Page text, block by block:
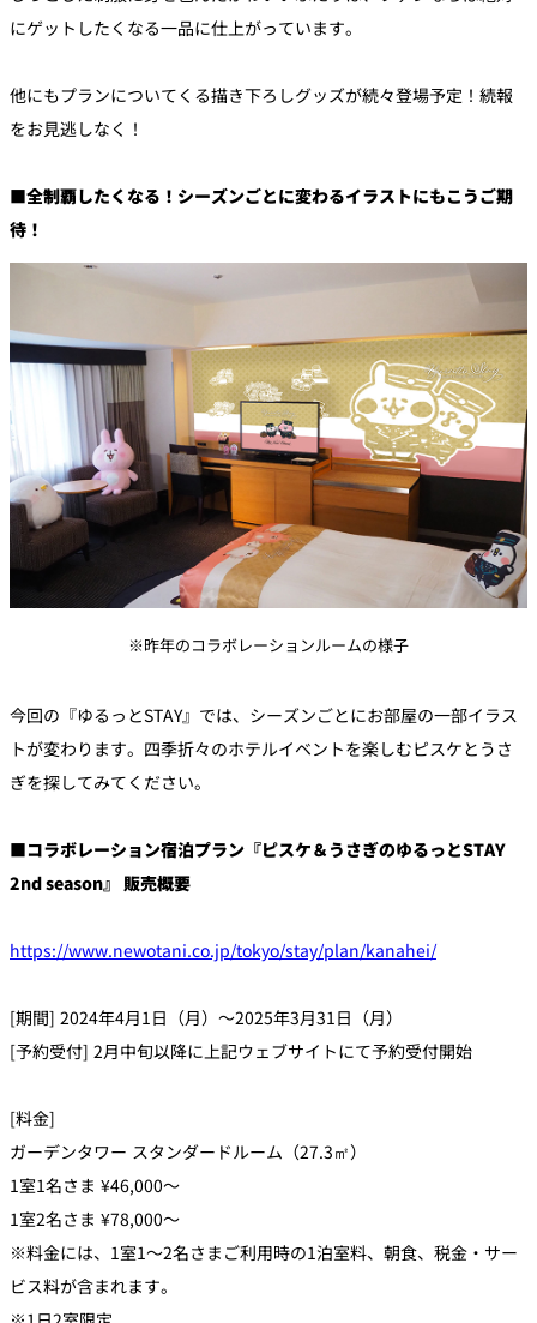
にゲットしたくなる一品に仕上がっています。
他にもプランについてくる描き下ろしグッズが続々登場予定！続報
をお見逃しなく！
※昨年のコラボレーションルームの様子
■全制覇したくなる！シーズンごとに変わるイラストにもこうご期
待！
今回の『ゆるっとSTAY』では、シーズンごとにお部屋の一部イラス
トが変わります。四季折々のホテルイベントを楽しむピスケとうさ
ぎを探してみてください。
■コラボレーション宿泊プラン『ピスケ＆うさぎのゆるっとSTAY
2nd season』 販売概要
https://www.newotani.co.jp/tokyo/stay/plan/kanahei/
[期間] 2024年4月1日（月）～2025年3月31日（月）
[予約受付] 2月中旬以降に上記ウェブサイトにて予約受付開始
[料金]
ガーデンタワー スタンダードルーム（27.3㎡）
1室1名さま ¥46,000〜
1室2名さま ¥78,000〜
※料金には、1室1～2名さまご利用時の1泊室料、朝食、税金・サー
ビス料が含まれます。